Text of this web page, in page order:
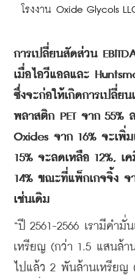
โรงงาน Oxide Glycols
การเปลี่ยนสัดส่วน
เมื่อไอวีแอลและ
ซึ่งจะก่อให้เกิดการเปลี่ย
พลาสติก PET จาก 55%
Oxides จาก 16% จะเพิ่ม
15% จะลดเหลือ 12%, เ
14% ขณะที่แพ็กเกจจิ้ง จ
เช่นเดิม
“ปี 2561-2566 เรามีคำมั่
เหรียญ (กว่า 1.5 แสนล้า
ไปแล้ว 2 พันล้านเหรียญ